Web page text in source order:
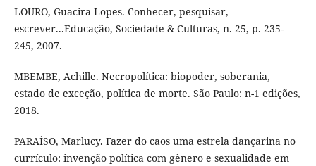
LOURO, Guacira Lopes. Conhecer, pesquisar,
escrever...Educação, Sociedade & Culturas, n. 25, p. 235-
245, 2007.
MBEMBE, Achille. Necropolítica: biopoder, soberania,
estado de exceção, política de morte. São Paulo: n-1 edições,
2018.
PARAÍSO, Marlucy. Fazer do caos uma estrela dançarina no
currículo: invenção política com gênero e sexualidade em